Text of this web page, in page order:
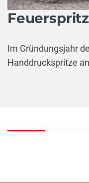
Im Gründungsjahr
Handdruckspritze